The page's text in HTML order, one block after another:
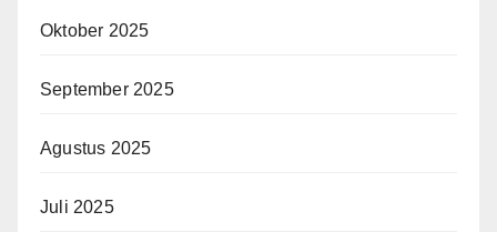
Oktober 2025
September 2025
Agustus 2025
Juli 2025